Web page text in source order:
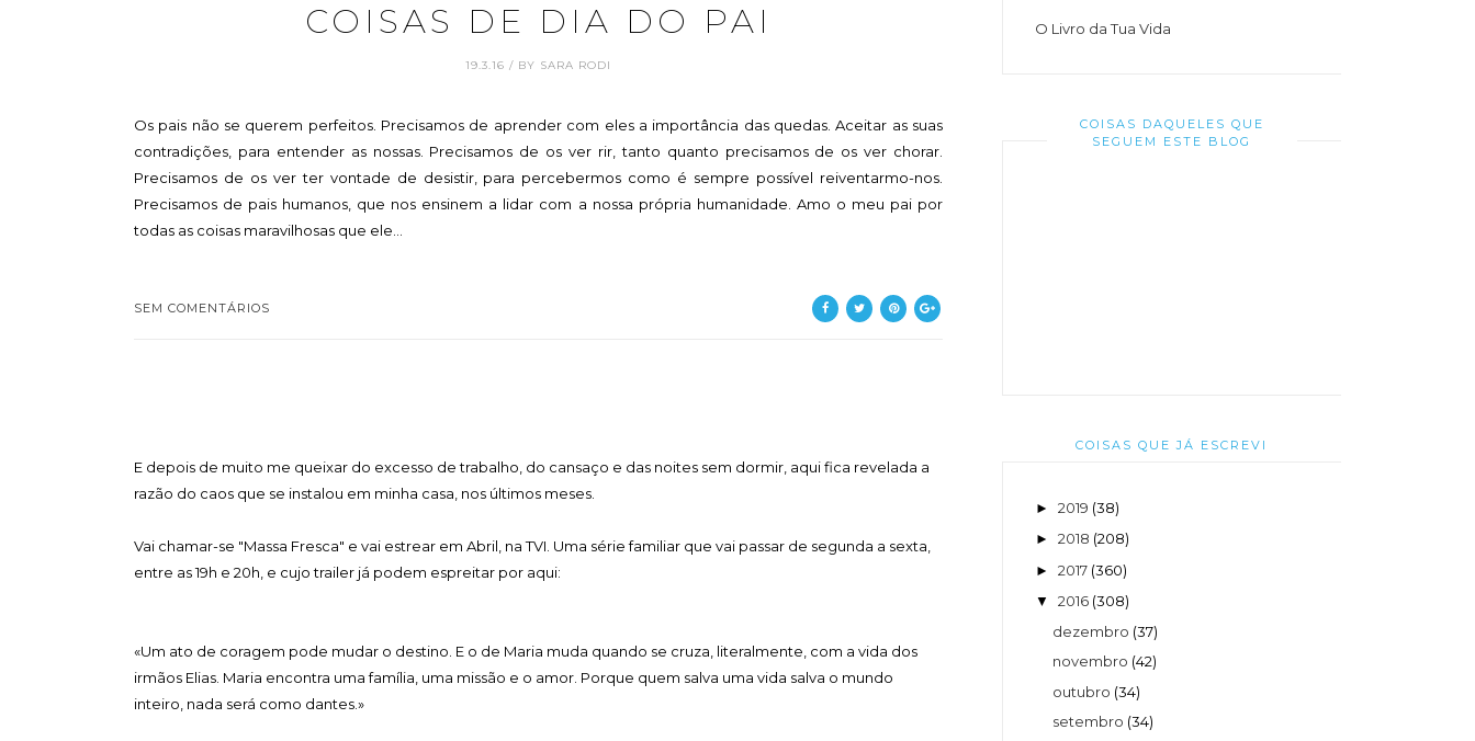
COISAS DE DIA DO PAI
19.3.16 / BY SARA RODI
Os pais não se querem perfeitos. Precisamos de aprender com eles a importância das quedas. Aceitar as suas
contradições, para entender as nossas. Precisamos de os ver rir, tanto quanto precisamos de os ver chorar.
Precisamos de os ver ter vontade de desistir, para percebermos como é sempre possível reiventarmo-nos.
Precisamos de pais humanos, que nos ensinem a lidar com a nossa própria humanidade. Amo o meu pai por
todas as coisas maravilhosas que ele...
SEM COMENTÁRIOS
E depois de muito me queixar do excesso de trabalho, do cansaço e das noites sem dormir, aqui fica revelada a
razão do caos que se instalou em minha casa, nos últimos meses.
Vai chamar-se "Massa Fresca" e vai estrear em Abril, na TVI. Uma série familiar que vai passar de segunda a sexta,
entre as 19h e 20h, e cujo trailer já podem espreitar por aqui:
«Um ato de coragem pode mudar o destino. E o de Maria muda quando se cruza, literalmente, com a vida dos
irmãos Elias. Maria encontra uma família, uma missão e o amor. Porque quem salva uma vida salva o mundo
inteiro, nada será como dantes.»
O Livro da Tua Vida
COISAS DAQUELES QUE
SEGUEM ESTE BLOG
COISAS QUE JÁ ESCREVI
► 2019 (38)
► 2018 (208)
► 2017 (360)
▼ 2016 (308)
dezembro (37)
novembro (42)
outubro (34)
setembro (34)